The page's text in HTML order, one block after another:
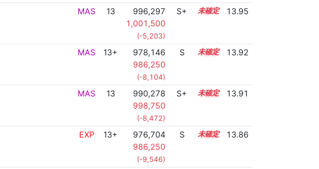
MAS 13
996,297
1,001,500
(-5,203)
S+ 13.1 13.95
MAS 13+
978,146
986,250
(-8,104)
S 13.8 13.92
MAS 13
990,278
998,750
(-8,472)
S+ 13.3 13.91
EXP 13+
976,704
986,250
(-9,546)
S 13.8 13.86